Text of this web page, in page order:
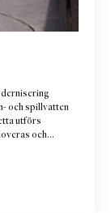
och spillvatten
utförs
och…